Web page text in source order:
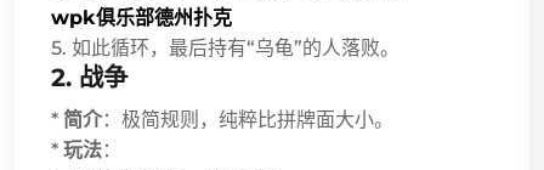
wpk俱乐部德州扑克
5. 如此循环，最后持有“乌龟”的人落败。
2. 战争
* 简介：极简规则，纯粹比拼牌面大小。
* 玩法：